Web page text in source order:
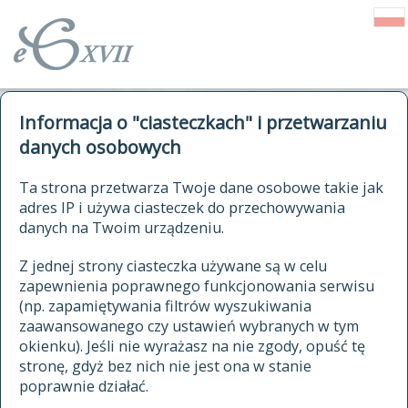
Informacja o "ciasteczkach" i przetwarzaniu
danych osobowych
Ta strona przetwarza Twoje dane osobowe takie jak
adres IP i używa ciasteczek do przechowywania
danych na Twoim urządzeniu.
Z jednej strony ciasteczka używane są w celu
zapewnienia poprawnego funkcjonowania serwisu
(np. zapamiętywania filtrów wyszukiwania
zaawansowanego czy ustawień wybranych w tym
okienku). Jeśli nie wyrażasz na nie zgody, opuść tę
stronę, gdyż bez nich nie jest ona w stanie
poprawnie działać.
autorzy Słownika
historia
publikacje
źródła
autorzy tekstów źródłowych
zasady opracowania
statystyki
najnowsze hasła
ostatnio zmodyfikowane hasła
kwerendy
jak cytować Słownik
ELEKTRONICZNY SŁOWNIK
JĘZYKA POLSKIEGO
XVII I XVIII WIEKU
znajdź hasła
zaczynające się od